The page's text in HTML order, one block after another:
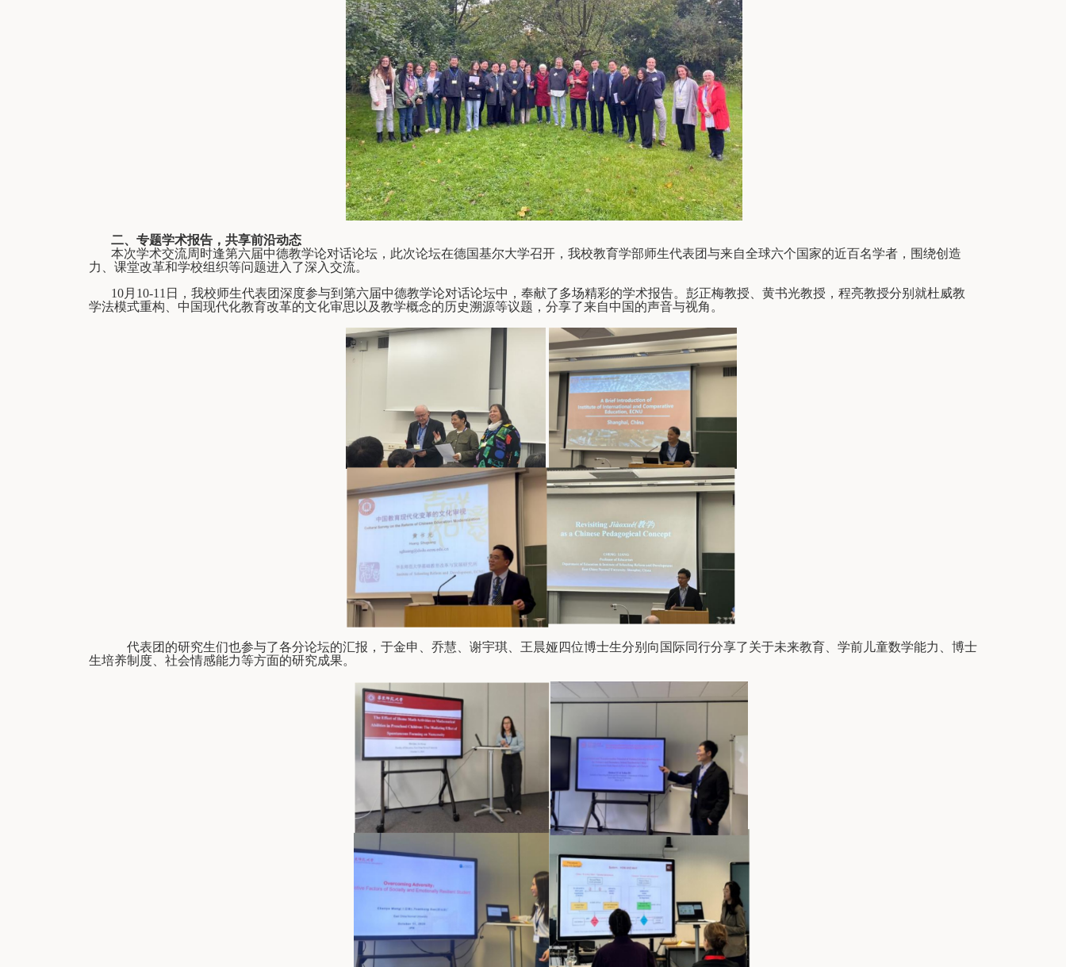
二、专题学术报告，共享前沿动态
本次学术交流周时逢第六届中德教学论对话论坛，此次论坛在德国基尔大学召开，我校教育学部师生代表团与来自全球六个国家的近百名学者，围绕创造
力、课堂改革和学校组织等问题进入了深入交流。
10月 10-11 日，我校师生代表团深度参与到第六届中德教学论对话论坛中，奉献了多场精彩的学术报告。彭正梅教授、黄书光教授，程亮教授分别就杜威教
学法模式重构、中国现代化教育改革的文化审思以及教学概念的历史溯源等议题，分享了来自中国的声音与视角。
代表团的研究生们也参与了各分论坛的汇报，于金申、乔慧、谢宇琪、王晨娅四位博士生分别向国际同行分享了关于未来教育、学前儿童数学能力、博士
生培养制度、社会情感能力等方面的研究成果。